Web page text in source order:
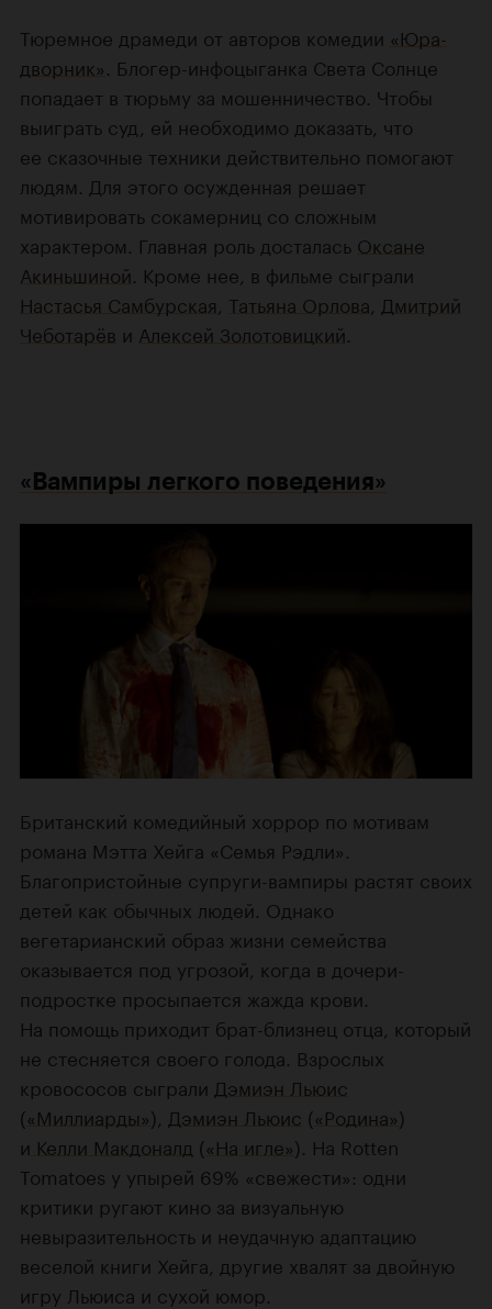
Тюремное драмеди от авторов комедии «Юра-
дворник» . Блогер-инфоцыганка Света Солнце
попадает в тюрьму за мошенничество. Чтобы
выиграть суд, ей необходимо доказать, что
ее сказочные техники действительно помогают
людям. Для этого осужденная решает
мотивировать сокамерниц со сложным
характером. Главная роль досталась Оксане
Акиньшиной . Кроме нее, в фильме сыграли
Настасья Самбурская Татьяна Орлова Дмитрий
Чеботарёв и Алексей Золотовицкий
«Вампиры легкого поведения»
Британский комедийный хоррор по мотивам
романа Мэтта Хейга «Семья Рэдли».
Благопристойные супруги-вампиры растят своих
детей как обычных людей. Однако
вегетарианский образ жизни семейства
оказывается под угрозой, когда в дочери-
подростке просыпается жажда крови.
На помощь приходит брат-близнец отца, который
не стесняется своего голода. Взрослых
кровососов сыграли Дэмиэн Льюис
(«Миллиарды»), Дэмиэн Льюис («Родина»)
и Келли Макдоналд («На игле»). На Rotten
Tomatoes у упырей 69% «свежести»: одни
критики ругают кино за визуальную
невыразительность и неудачную адаптацию
веселой книги Хейга, другие хвалят за двойную
игру Льюиса и сухой юмор.